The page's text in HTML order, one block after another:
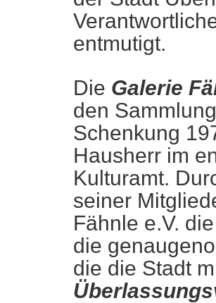
entmutigt.
Die Galerie
den
Schenkung
Hausherr im
Kulturamt.
seiner
Fähnle e.V.
die
die die Stadt